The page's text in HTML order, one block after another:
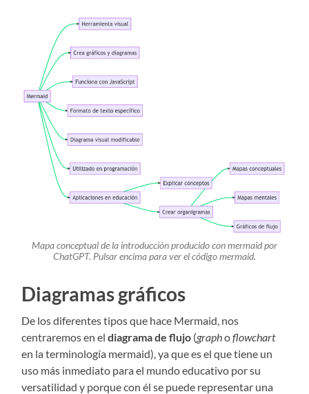
Mapa conceptual de la introducción producido con mermaid por
ChatGPT. Pulsar encima para ver el código mermaid.
Diagramas gráficos
De los diferentes tipos que hace Mermaid, nos
centraremos en eldiagrama de flujo (graphoflowchart
en la terminología mermaid), ya que es el que tiene un
uso más inmediato para el mundo educativo por su
versatilidad y porque con él se puede representar una